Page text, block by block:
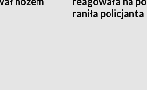
raniła policjanta